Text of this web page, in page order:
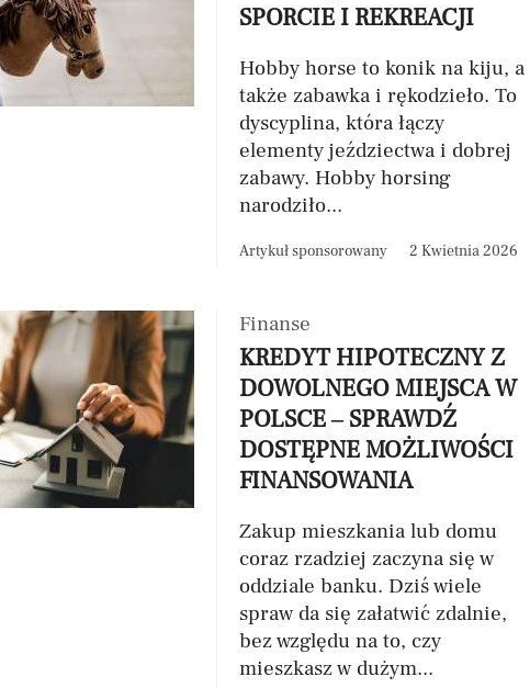
SPORCIE I REKREACJI
Hobby horse to konik na kiju, a
także zabawka i rękodzieło. To
dyscyplina, która łączy
elementy jeździectwa i dobrej
zabawy. Hobby horsing
narodziło...
Artykuł sponsorowany 2 Kwietnia 2026
Finanse
KREDYT HIPOTECZNY Z
DOWOLNEGO MIEJSCA W
POLSCE – SPRAWDŹ
DOSTĘPNE MOŻLIWOŚCI
FINANSOWANIA
Zakup mieszkania lub domu
coraz rzadziej zaczyna się w
oddziale banku. Dziś wiele
spraw da się załatwić zdalnie,
bez względu na to, czy
mieszkasz w dużym...